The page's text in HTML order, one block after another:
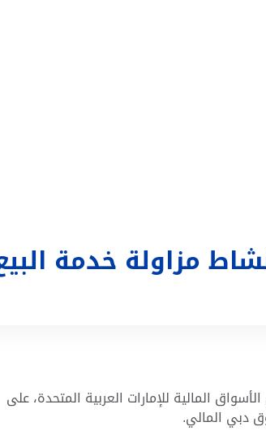
مزاولة خدمة
المالية للإمارات العربية المتحدة، على
دبي المالي.